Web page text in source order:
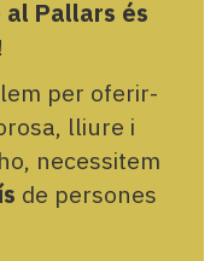
Pallars és
!
per oferir-
lliure i
necessitem
de persones